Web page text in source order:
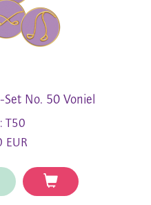
No. 50 Voniel
T50
EUR